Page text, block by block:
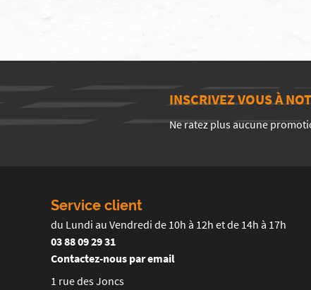
INSCRIVEZ VOUS À
Ne ratez plus aucune
Service client
du Lundi au Vendredi de 10h à 12h et de 14h à 17h
03 88 09 29 31
Contactez-nous par email
1 rue des Joncs